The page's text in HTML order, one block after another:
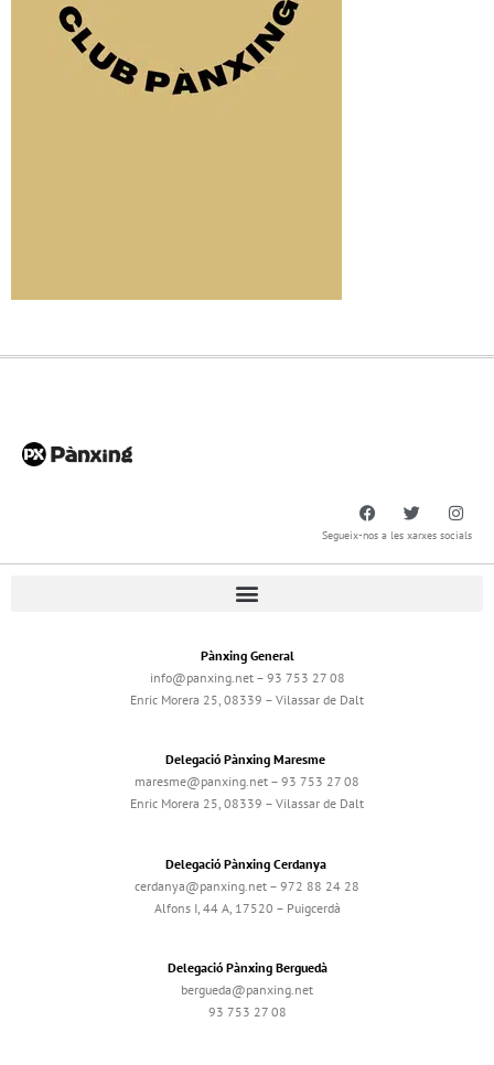
Segueix-nos a les xarxes socials
Pànxing General
info@panxing.net – 93 753 27 08
Enric Morera 25, 08339 – Vilassar de Dalt
Delegació Pànxing Maresme
maresme@panxing.net – 93 753 27 08
Enric Morera 25, 08339 – Vilassar de Dalt
Delegació Pànxing Cerdanya
cerdanya@panxing.net – 972 88 24 28
Alfons I, 44 A, 17520 – Puigcerdà
Delegació Pànxing Berguedà
bergueda@panxing.net
93 753 27 08